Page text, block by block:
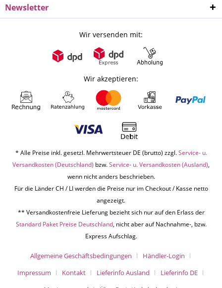
Newsletter
Wir versenden mit:
Wir akzeptieren:
* Alle Preise inkl. gesetzl. Mehrwertsteuer DE (brutto) zzgl.Service- u.
Versandkosten (Deutschland) bzw.Service- u. Versandkosten (Ausland),
wenn nicht anders beschrieben.
Für die Länder CH / LI werden die Preise nur im Checkout / Kasse netto
angezeigt.
** Versandkostenfreie Lieferung bezieht sich nur auf den Erlass der
Standard Paket Preise Deutschland, nicht aber auf Nachnahme-, bzw.
Express Aufschlag.
Allgemeine Geschäftsbedingungen
Händler-Login
Impressum
Kontakt Lieferinfo Ausland
Lieferinfo DE